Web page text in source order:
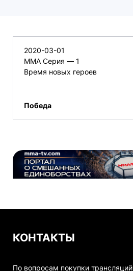
2020-03-01
ММА Серия — 1
Время новых героев
Победа
КОНТАКТЫ
По вопросам покупки трансляций